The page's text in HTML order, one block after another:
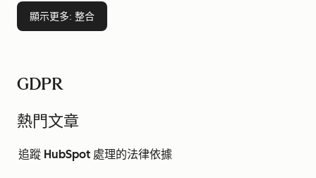
顯示更多: 整合
GDPR
熱門文章
追蹤 HubSpot 處理的法律依據